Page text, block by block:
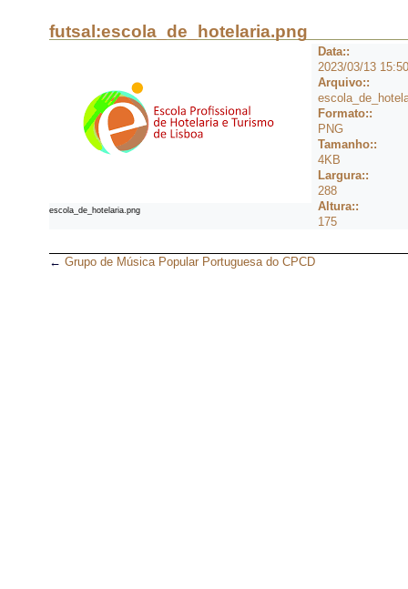
futsal:escola_de_hotelaria.png
escola_de_hotelaria.png
Data::
2023/03/13 15:50
Arquivo::
Formato::
PNG
Tamanho::
4KB
Largura::
288
Altura::
175
←Grupo de Música Popular Portuguesa do CPCD